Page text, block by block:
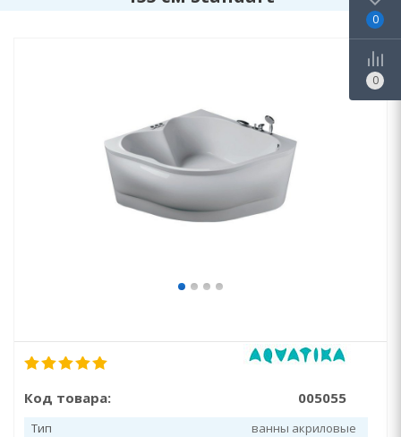
Код товара: 005055
Тип
ванны акриловые
0
0